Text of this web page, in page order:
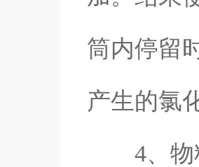
筒内停留
产生的氯
4、物料